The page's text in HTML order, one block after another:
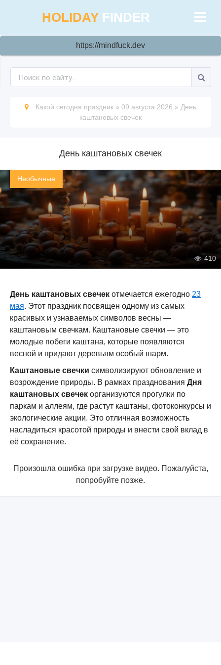
HOLIDAY FINDER
https://mindfuck.dev
Какой сегодня праздник » 09 августа 2026 » День
каштановых свечек
День каштановых свечек
Необычные
410
День каштановых свечек отмечается ежегодно 23
мая. Этот праздник посвящен одному из самых
красивых и узнаваемых символов весны —
каштановым свечкам. Каштановые свечки — это
молодые побеги каштана, которые появляются
весной и придают деревьям особый шарм.
Каштановые свечки символизируют обновление и
возрождение природы. В рамках празднования Дня
каштановых свечек организуются прогулки по
паркам и аллеям, где растут каштаны, фотоконкурсы и
экологические акции. Это отличная возможность
насладиться красотой природы и внести свой вклад в
её сохранение.
Произошла ошибка при загрузке видео. Пожалуйста,
попробуйте позже.